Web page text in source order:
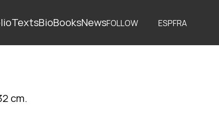
TextsBioBooksNewsFOLLOW ESPFRA
cm.